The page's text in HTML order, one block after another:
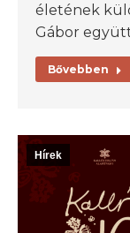
életének
Gábor
Bővebben
Hírek